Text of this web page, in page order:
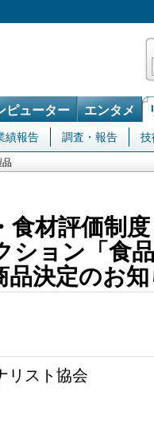
ピューター エンタメ
績報告 調査・報告 技
品
食材評価制
ション「食
品決定のお
リスト協会